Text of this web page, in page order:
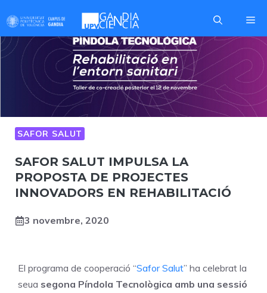
to
content
SAFOR SALUT
SAFOR SALUT IMPULSA LA
PROPOSTA DE PROJECTES
INNOVADORS EN REHABILITACIÓ
3 novembre, 2020
El programa de cooperació “Safor Salut” ha celebrat la
seua segona Píndola Tecnològica amb una sessió